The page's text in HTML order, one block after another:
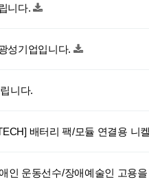
니다.
성기업입니다.
니다.
배터리 팩/모듈 연결용 니
인 운동선수/장애예술인 고용